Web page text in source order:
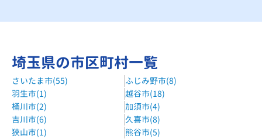
埼玉県の市区町村一覧
さいたま市(55)
ふじみ野市(8)
羽生市(1)
越谷市(18)
桶川市(2)
加須市(4)
吉川市(6)
久喜市(8)
狭山市(1)
熊谷市(5)